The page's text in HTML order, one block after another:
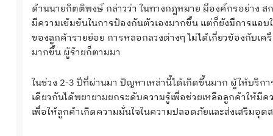
ด้านนายกิตติพงษ์ กล่าวว่า ในทางกฎหมาย มีองค์กรอย่าง
มีความเข้มข้นในการป้องกันตัวเองมากขึ้น แต่ก็ยังมีการแอ
ของลูกค้ารายย่อย การหลอกลวงต่างๆ ไม่ได้เกี่ยวข้องกับเ
มากขึ้น ผู้ร้ายก็ตามมา
ในช่วง 2-3 ปีที่ผ่านมา ปัญหาเหล่านี้ได้เกิดขึ้นมาก ผู้ให้บริ
เดียวกันได้พยายามยกระดับความรู้เพื่อช่วยเหลือลูกค้าให้
เพื่อให้ลูกค้าเกิดความมั่นใจในความปลอดภัยและส่งเสริมอุ